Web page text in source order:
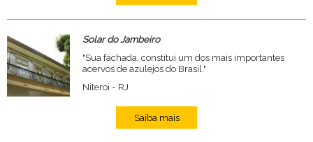
Solar do Jambeiro
"Sua fachada, constitui um dos mais importantes
acervos de azulejos do Brasil."
Niteroi - RJ
Saiba mais